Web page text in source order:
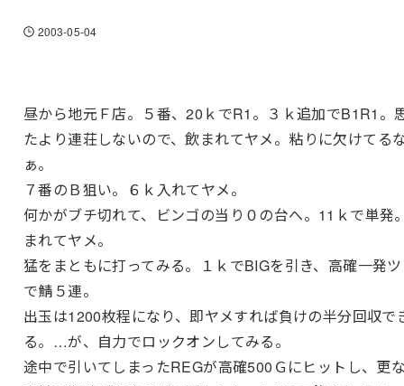
2003-05-04
昼から地元Ｆ店。５番、20ｋでR1。３ｋ追加でB1R1。
たより連荘しないので、飲まれてヤメ。粘りに欠けてる
ぁ。
７番のＢ狙い。６ｋ入れてヤメ。
何かがブチ切れて、ビンゴの当り０の台へ。11ｋで単発
まれてヤメ。
猛をまともに打ってみる。１ｋでBIGを引き、高確一発
で鯖５連。
出玉は1200枚程になり、即ヤメすれば負けの半分回収で
る。…が、自力でロックオンしてみる。
途中で引いてしまったREGが高確500Ｇにヒットし、更